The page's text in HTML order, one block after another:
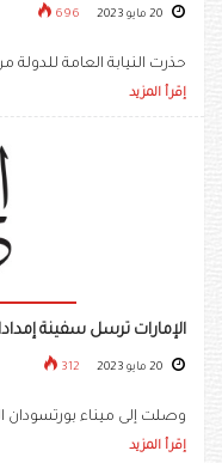
696
حذرت النيابة العامة
إقرأ المزيد
الإمارات ترسل سفينة
312
وصلت إلى ميناء بورتسودان
إقرأ المزيد